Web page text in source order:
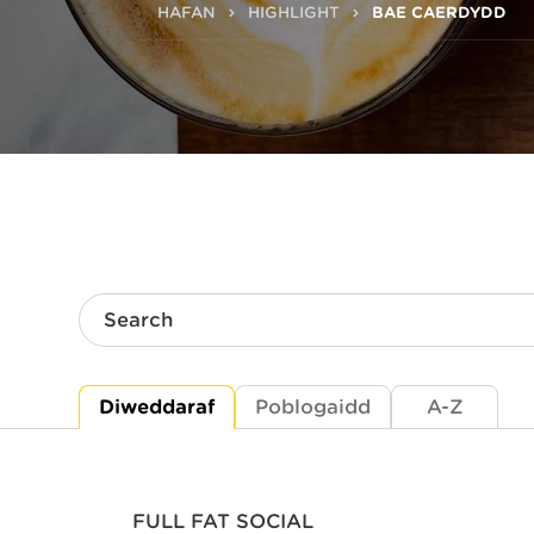
HAFAN HIGHLIGHT BAE CAERDYDD
Search
Diweddaraf Poblogaidd A-Z
FULL FAT SOCIAL